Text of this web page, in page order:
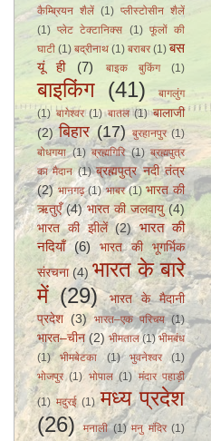
कैम्ब्रियन शैलें (1) प्लीस्टोसीन शैलें
(1) प्लेट टेक्टानिक्स (1) फूलों की
घाटी (1) बद्रीनाथ (1) बराबर (1) बस
यूं ही
(7) बाइक बुकिंग (1)
बाइकिंग (41)
बागलुंग
(1) बागेश्वर (1) बातल (1) बालाजी
(2) बिहार (17) बुरहानपुर (1)
बोधगया (1) ब्रह्मगिरि (1) ब्रह्मपुत्र
का मैदान (1) ब्रह्मपुत्र नदी तंत्र
(2) भानगढ़ (1) भाबर (1) भारत की
ऋतुएँ (4) भारत की जलवायु (4)
भारत की झीलें (2) भारत की
नदियाँ
(6)
भारत की भूगर्भिक
संरचना (4) भारत के बारे
में (29)
भारत के मैदानी
प्रदेश (3) भारत–एक परिचय (1)
भारत–चीन (2) भीमताल (1) भीमबंध
(1)
भीमबेटका (1) भुवनेश्वर
(1)
भोजपुर (1) भोपाल (1) मंदार पहाड़ी
(1) मदुरई (1) मध्य प्रदेश
(26)
मनाली (1) मनु मंदिर (1)